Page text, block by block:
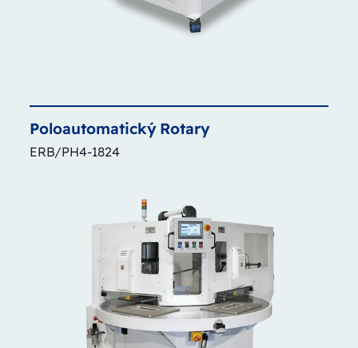
Poloautomatický Rotary
ERB/PH4-1824